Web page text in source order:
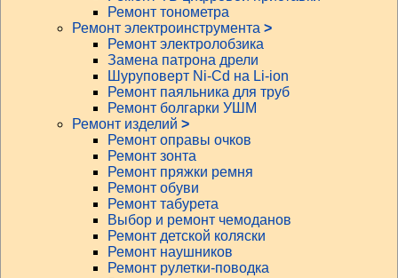
Ремонт тонометра
Ремонт электроинструмента >
Ремонт электролобзика
Замена патрона дрели
Шуруповерт Ni-Cd на Li-ion
Ремонт паяльника для труб
Ремонт болгарки УШМ
Ремонт изделий >
Ремонт оправы очков
Ремонт зонта
Ремонт пряжки ремня
Ремонт обуви
Ремонт табурета
Выбор и ремонт чемоданов
Ремонт детской коляски
Ремонт наушников
Ремонт рулетки-поводка